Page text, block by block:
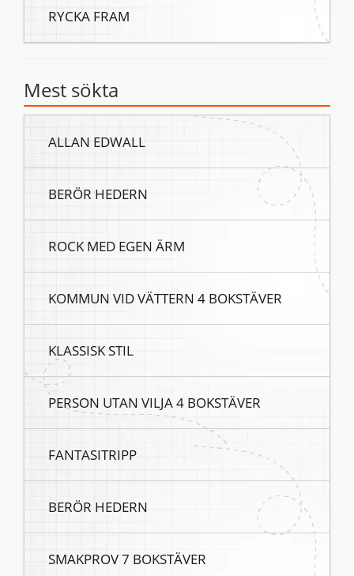
RYCKA FRAM
Mest sökta
ALLAN EDWALL
BERÖR HEDERN
ROCK MED EGEN ÄRM
KOMMUN VID VÄTTERN 4 BOKSTÄVER
KLASSISK STIL
PERSON UTAN VILJA 4 BOKSTÄVER
FANTASITRIPP
BERÖR HEDERN
SMAKPROV 7 BOKSTÄVER